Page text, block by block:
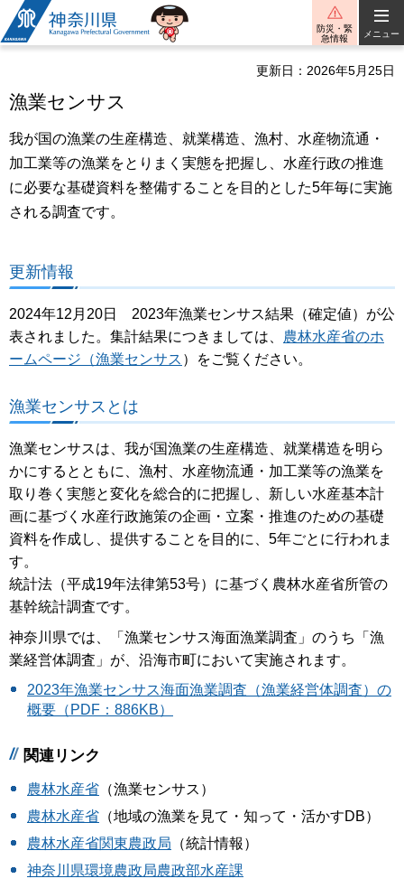
神奈川県
防災・緊
急情報
メニュー
更新日：2026年5月25日
漁業センサス
我が国の漁業の生産構造、就業構造、漁村、水産物流通・
加工業等の漁業をとりまく実態を把握し、水産行政の推進
に必要な基礎資料を整備することを目的とした5年毎に実施
される調査です。
更新情報
2024年12月20日 2023年漁業センサス結果（確定値）が公
表されました。集計結果につきましては、 農林水産省のホ
ームページ（漁業センサス ）をご覧ください。
漁業センサスとは
漁業センサスは、我が国漁業の生産構造、就業構造を明ら
かにするとともに、漁村、水産物流通・加工業等の漁業を
取り巻く実態と変化を総合的に把握し、新しい水産基本計
画に基づく水産行政施策の企画・立案・推進のための基礎
資料を作成し、提供することを目的に、5年ごとに行われま
す。
統計法（平成19年法律第53号）に基づく農林水産省所管の
基幹統計調査です。
神奈川県では、「漁業センサス海面漁業調査」のうち「漁
業経営体調査」が、沿海市町において実施されます。
2023年漁業センサス海面漁業調査（漁業経営体調査）の
概要（PDF：886KB）
関連リンク
農林水産省 （漁業センサス）
農林水産省 （地域の漁業を見て・知って・活かすDB）
農林水産省関東農政局 （統計情報）
神奈川県環境農政局農政部水産課